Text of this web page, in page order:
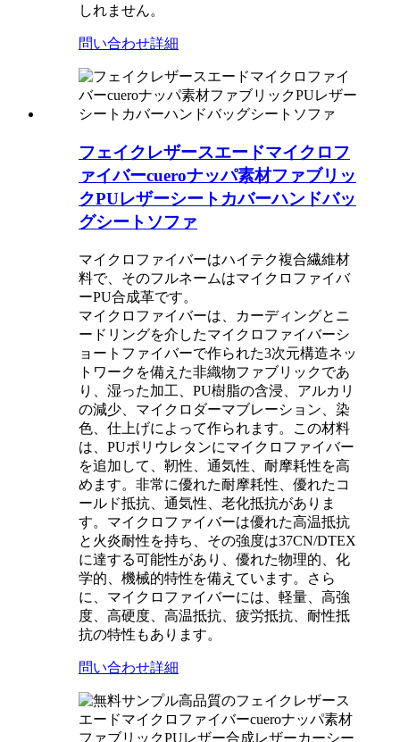
しれません。
問い合わせ詳細
フェイクレザースエードマイクロフ
ァイバーcueroナッパ素材ファブリッ
クPUレザーシートカバーハンドバッ
グシートソファ
マイクロファイバーはハイテク複合繊維材
料で、そのフルネームはマイクロファイバ
ーPU合成革です。
マイクロファイバーは、カーディングとニ
ードリングを介したマイクロファイバーシ
ョートファイバーで作られた3次元構造ネッ
トワークを備えた非織物ファブリックであ
り、湿った加工、PU樹脂の含浸、アルカリ
の減少、マイクロダーマブレーション、染
色、仕上げによって作られます。この材料
は、PUポリウレタンにマイクロファイバー
を追加して、靭性、通気性、耐摩耗性を高
めます。非常に優れた耐摩耗性、優れたコ
ールド抵抗、通気性、老化抵抗がありま
す。マイクロファイバーは優れた高温抵抗
と火炎耐性を持ち、その強度は37CN/DTEX
に達する可能性があり、優れた物理的、化
学的、機械的特性を備えています。さら
に、マイクロファイバーには、軽量、高強
度、高硬度、高温抵抗、疲労抵抗、耐性抵
抗の特性もあります。
問い合わせ詳細